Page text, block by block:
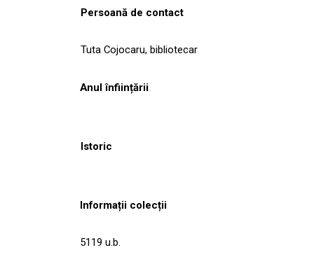
Persoană de contact
Tuta Cojocaru, bibliotecar
Anul înființării
Istoric
Informații colecții
5119 u.b.